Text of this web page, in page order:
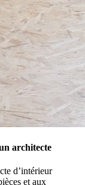
architecte
d’intérieur
et aux